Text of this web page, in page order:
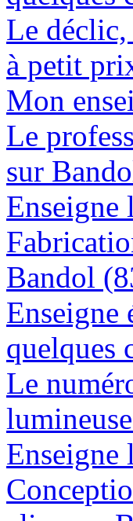
Le déclic,
à petit
Mon
Le
sur
Enseigne
Bandol
Enseigne
quelques
Le
Enseigne